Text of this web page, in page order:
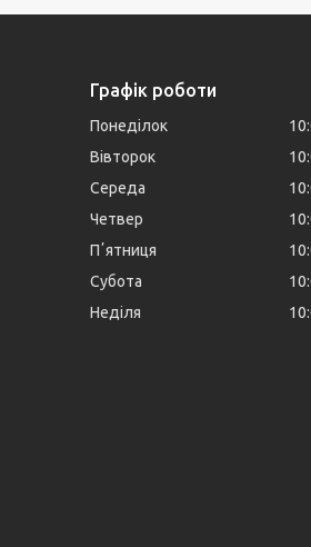
Графік роботи
Понеділок
Вівторок
Середа
Четвер
Пʼятниця
Субота
Неділя